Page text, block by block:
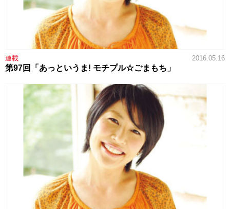
連載 2016.05.16
第97回「あっというま! モチプル☆ごまもち」